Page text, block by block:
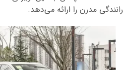
رانندگی مدرن را ارائه می‌دهد.